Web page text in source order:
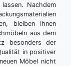
Nachdem
bleiben Ihnen
aus dem
besonders der
in positiver
Möbel nicht